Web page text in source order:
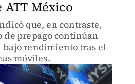
ATT México
que, en contraste,
de prepago continúan
bajo rendimiento tras el
móviles.